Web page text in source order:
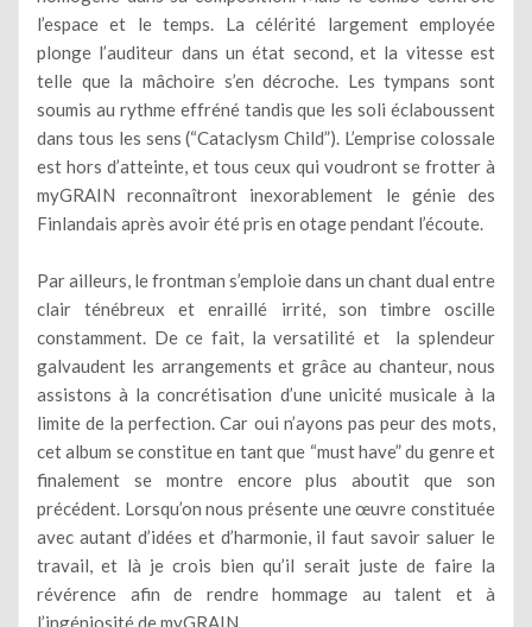
l’espace et le temps. La célérité largement employée
plonge l’auditeur dans un état second, et la vitesse est
telle que la mâchoire s’en décroche. Les tympans sont
soumis au rythme effréné tandis que les soli éclaboussent
dans tous les sens (“Cataclysm Child”). L’emprise colossale
est hors d’atteinte, et tous ceux qui voudront se frotter à
myGRAIN reconnaîtront inexorablement le génie des
Finlandais après avoir été pris en otage pendant l’écoute.
Par ailleurs, le frontman s’emploie dans un chant dual entre
clair ténébreux et enraillé irrité, son timbre oscille
constamment. De ce fait, la versatilité et la splendeur
galvaudent les arrangements et grâce au chanteur, nous
assistons à la concrétisation d’une unicité musicale à la
limite de la perfection. Car oui n’ayons pas peur des mots,
cet album se constitue en tant que “must have” du genre et
finalement se montre encore plus aboutit que son
précédent. Lorsqu’on nous présente une œuvre constituée
avec autant d’idées et d’harmonie, il faut savoir saluer le
travail, et là je crois bien qu’il serait juste de faire la
révérence afin de rendre hommage au talent et à
l’ingéniosité de myGRAIN.